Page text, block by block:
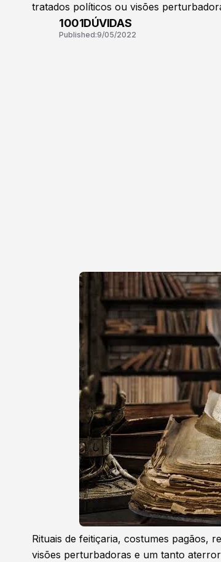
tratados políticos ou visões
1001DÚVIDAS
Published:9/05/2022
Rituais de feitiçaria, costumes pagãos,
visões perturbadoras e um tanto